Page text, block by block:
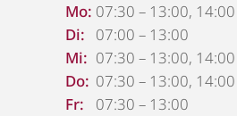
Mo: 07:30 – 13:00,
Di:
07:00 – 13:00
Mi: 07:30 – 13:00,
Do: 07:30 – 13:00,
Fr:
07:30 – 13:00